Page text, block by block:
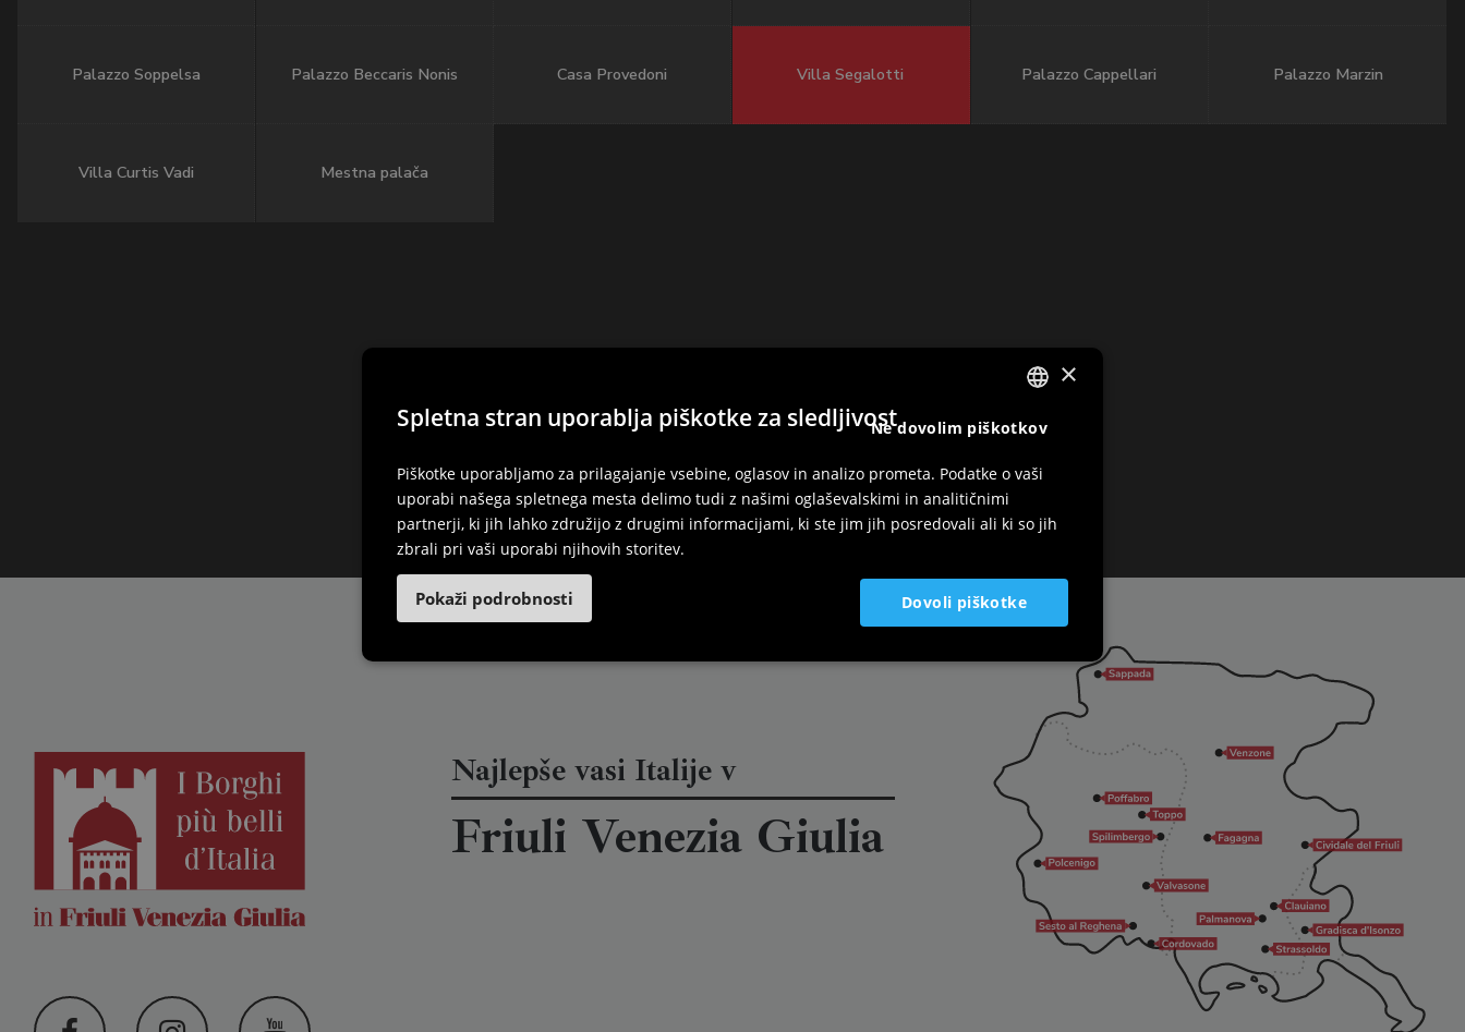
Palazzo Soppelsa Palazzo Beccaris Nonis Casa Provedoni Villa Segalotti Palazzo Cappellari Palazzo Marzin
Villa Curtis Vadi Mestna palača
Najlepše vasi Italije v
Friuli Venezia Giulia
ITALIAN
ENGLISH
GERMAN
×
Spletna stran uporablja piškotke za sledljivost
Piškotke uporabljamo za prilagajanje vsebine, oglasov in analizo prometa. Podatke o vaši
uporabi našega spletnega mesta delimo tudi z našimi oglaševalskimi in analitičnimi
partnerji, ki jih lahko združijo z drugimi informacijami, ki ste jim jih posredovali ali ki so jih
zbrali pri vaši uporabi njihovih storitev.
Dovoli piškotke
Ne dovolim piškotkov
Pokaži podrobnosti